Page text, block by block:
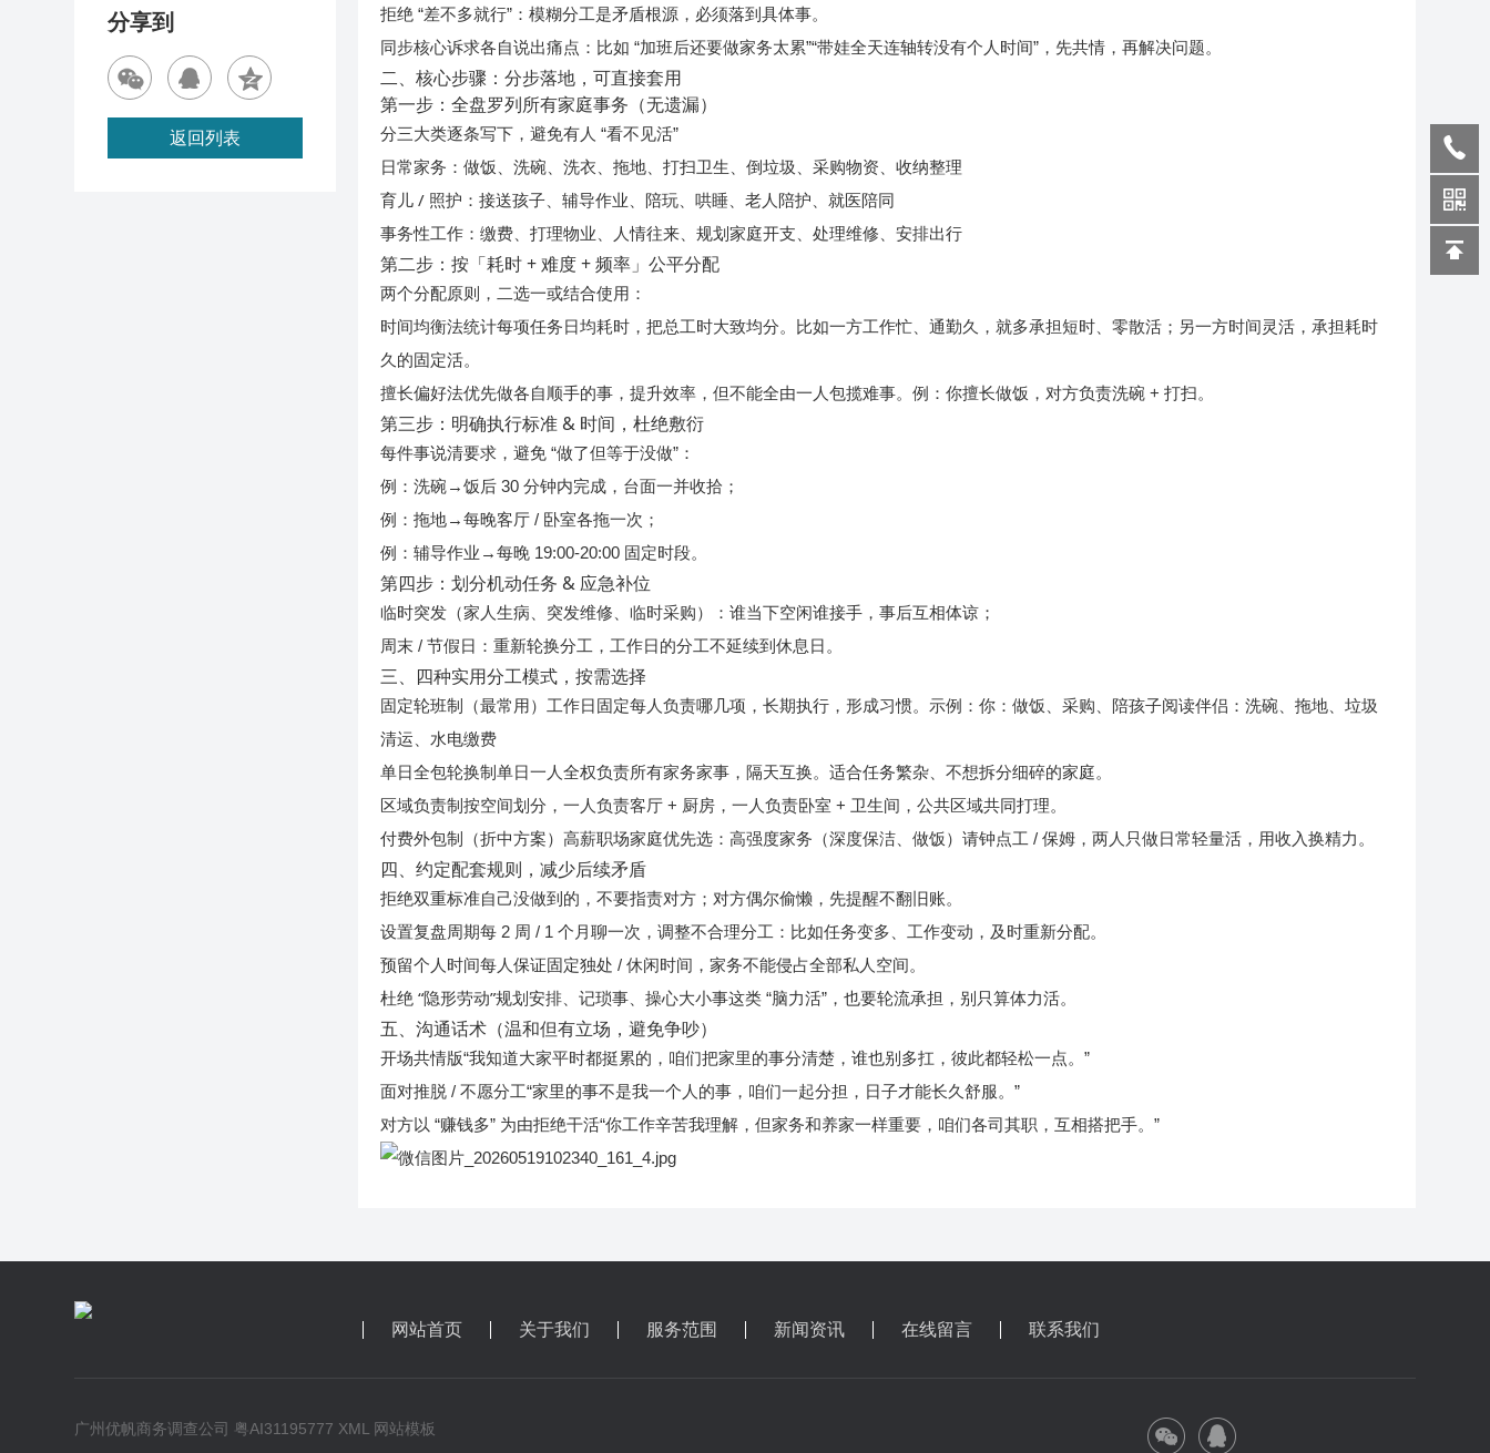
拒绝 “差不多就行”：模糊分工是矛盾根源，必须落到具体事。
同步核心诉求各自说出痛点：比如 “加班后还要做家务太累”“带娃全天连轴转没有个人时间”，先共情，再解决问题。
二、核心步骤：分步落地，可直接套用
第一步：全盘罗列所有家庭事务（无遗漏）
分三大类逐条写下，避免有人 “看不见活”
日常家务 ：做饭、洗碗、洗衣、拖地、打扫卫生、倒垃圾、采购物资、收纳整理
育儿 / 照护 ：接送孩子、辅导作业、陪玩、哄睡、老人陪护、就医陪同
事务性工作 ：缴费、打理物业、人情往来、规划家庭开支、处理维修、安排出行
第二步：按「耗时 + 难度 + 频率」公平分配
两个分配原则，二选一或结合使用：
时间均衡法统计每项任务日均耗时，把总工时大致均分。比如一方工作忙、通勤久，就多承担短时、零散活；另一方时间灵活，承担耗时
久的固定活。
擅长偏好法优先做各自顺手的事，提升效率，但不能全由一人包揽难事。例：你擅长做饭，对方负责洗碗 + 打扫。
第三步：明确执行标准 & 时间，杜绝敷衍
每件事说清要求，避免 “做了但等于没做”：
例：洗碗→饭后 30 分钟内完成，台面一并收拾；
例：拖地→每晚客厅 / 卧室各拖一次；
例：辅导作业→每晚 19:00-20:00 固定时段。
第四步：划分机动任务 & 应急补位
临时突发（家人生病、突发维修、临时采购）：谁当下空闲谁接手 ，事后互相体谅；
周末 / 节假日：重新轮换分工，工作日的分工不延续到休息日。
三、四种实用分工模式，按需选择
固定轮班制（最常用）工作日固定每人负责哪几项，长期执行，形成习惯。示例：你：做饭、采购、陪孩子阅读伴侣：洗碗、拖地、垃圾
清运、水电缴费
单日全包轮换制单日一人全权负责所有家务家事，隔天互换。适合任务繁杂、不想拆分细碎的家庭。
区域负责制按空间划分，一人负责客厅 + 厨房，一人负责卧室 + 卫生间，公共区域共同打理。
付费外包制（折中方案）高薪职场家庭优先选：高强度家务（深度保洁、做饭）请钟点工 / 保姆，两人只做日常轻量活，用收入换精力。
四、约定配套规则，减少后续矛盾
拒绝双重标准自己没做到的，不要指责对方；对方偶尔偷懒，先提醒不翻旧账。
设置复盘周期每 2 周 / 1 个月聊一次，调整不合理分工：比如任务变多、工作变动，及时重新分配。
预留个人时间每人保证固定独处 / 休闲时间，家务不能侵占全部私人空间。
杜绝 “隐形劳动”规划安排、记琐事、操心大小事这类 “脑力活”，也要轮流承担，别只算体力活。
五、沟通话术（温和但有立场，避免争吵）
开场共情版“我知道大家平时都挺累的，咱们把家里的事分清楚，谁也别多扛，彼此都轻松一点。”
面对推脱 / 不愿分工“家里的事不是我一个人的事，咱们一起分担，日子才能长久舒服。”
对方以 “赚钱多” 为由拒绝干活“你工作辛苦我理解，但家务和养家一样重要，咱们各司其职，互相搭把手。”
分享到
返回列表
网站首页 关于我们 服务范围 新闻资讯 在线留言 联系我们
广州优帆商务调查公司 粤AI31195777 XML 网站模板